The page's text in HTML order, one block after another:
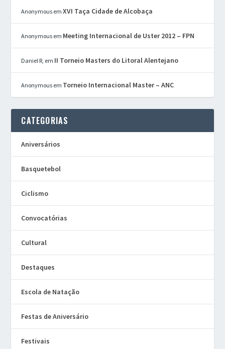
Anonymous emXVI Taça Cidade de Alcobaça
Anonymous em Meeting Internacional de Uster 2012 – FPN
Daniel R, em II Torneio Masters do Litoral Alentejano
Anonymous em Torneio Internacional Master – ANC
CATEGORIAS
Aniversários
Basquetebol
Ciclismo
Convocatórias
Cultural
Destaques
Escola de Natação
Festas de Aniversário
Festivais